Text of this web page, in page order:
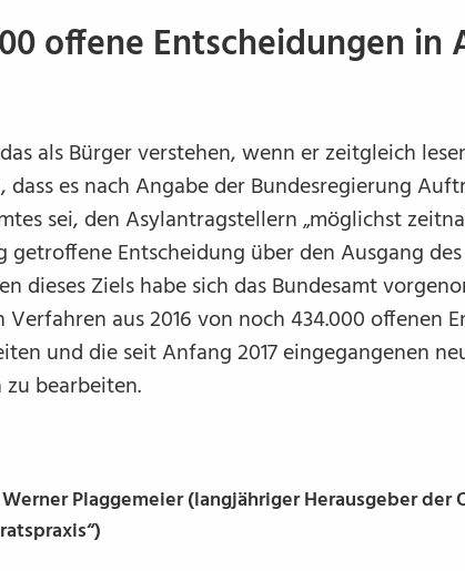
offene Entscheidungen in
als Bürger verstehen, wenn er zeitgleich
dass es nach Angabe der Bundesregierung
sei, den Asylantragstellern „möglichst
getroffene Entscheidung über den Ausgang
dieses Ziels habe sich das Bundesamt
Verfahren aus 2016 von noch 434.000 offenen
und die seit Anfang 2017 eingegangenen
bearbeiten.
Plaggemeier (langjähriger Herausgeber der